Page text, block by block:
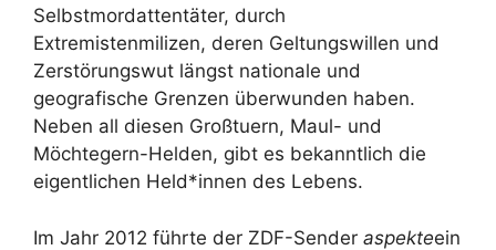
Selbstmordattentäter, durch
Extremistenmilizen, deren Geltungswillen und
Zerstörungswut längst nationale und
geografische Grenzen überwunden haben.
Neben all diesen Großtuern, Maul- und
Möchtegern-Helden, gibt es bekanntlich die
eigentlichen Held*innen des Lebens.
Im Jahr 2012 führte der ZDF-Sender aspekteein